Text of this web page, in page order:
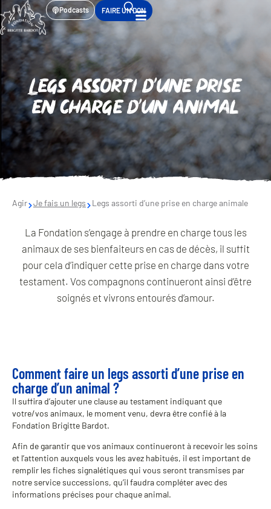
Podcasts FAIRE UN DON
Legs assorti d’une prise
en charge d’un animal
Agir Je fais un legs Legs assorti d’une prise en charge animale
La Fondation s’engage à prendre en charge tous les
animaux de ses bienfaiteurs en cas de décès, il suffit
pour cela d’indiquer cette prise en charge dans votre
testament. Vos compagnons continueront ainsi d’être
soignés et vivrons entourés d’amour.
Comment faire un legs assorti d’une prise en
charge d’un animal ?
Il suffira d’ajouter une clause au testament indiquant que
votre/vos animaux, le moment venu, devra être confié à la
Fondation Brigitte Bardot.
Afin de garantir que vos animaux continueront à recevoir les soins
et l’attention auxquels vous les avez habitués, il est important de
remplir les fiches signalétiques qui vous seront transmises par
notre service successions, qu’il faudra compléter avec des
informations précises pour chaque animal.